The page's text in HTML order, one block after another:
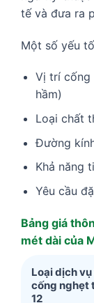
tế và đưa ra
Một số yếu
Vị trí cống
hầm)
Loại chất
Đường
Khả năng
Yêu cầu
Bảng giá
mét dài của
Loại dịch
cống nghẹt
12